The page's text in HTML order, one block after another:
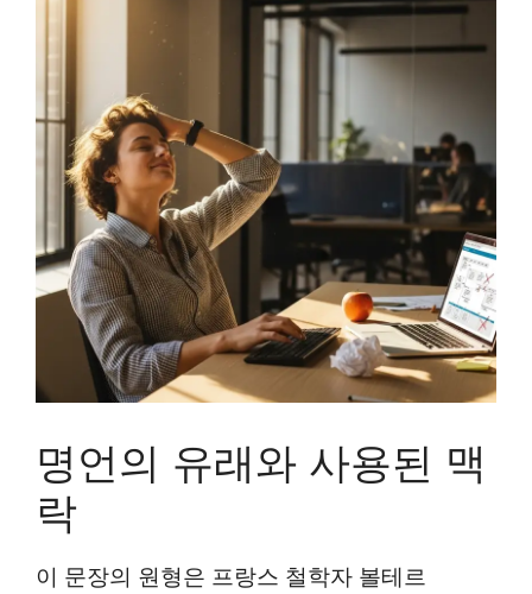
명언의 유래와 사용된 맥
락
이 문장의 원형은 프랑스 철학자 볼테르